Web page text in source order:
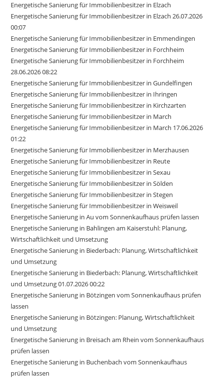
Energetische Sanierung für Immobilienbesitzer in Elzach
Energetische Sanierung für Immobilienbesitzer in Elzach 26.07.2026
00:07
Energetische Sanierung für Immobilienbesitzer in Emmendingen
Energetische Sanierung für Immobilienbesitzer in Forchheim
Energetische Sanierung für Immobilienbesitzer in Forchheim
28.06.2026 08:22
Energetische Sanierung für Immobilienbesitzer in Gundelfingen
Energetische Sanierung für Immobilienbesitzer in Ihringen
Energetische Sanierung für Immobilienbesitzer in Kirchzarten
Energetische Sanierung für Immobilienbesitzer in March
Energetische Sanierung für Immobilienbesitzer in March 17.06.2026
01:22
Energetische Sanierung für Immobilienbesitzer in Merzhausen
Energetische Sanierung für Immobilienbesitzer in Reute
Energetische Sanierung für Immobilienbesitzer in Sexau
Energetische Sanierung für Immobilienbesitzer in Sölden
Energetische Sanierung für Immobilienbesitzer in Stegen
Energetische Sanierung für Immobilienbesitzer in Weisweil
Energetische Sanierung in Au vom Sonnenkaufhaus prüfen lassen
Energetische Sanierung in Bahlingen am Kaiserstuhl: Planung,
Wirtschaftlichkeit und Umsetzung
Energetische Sanierung in Biederbach: Planung, Wirtschaftlichkeit
und Umsetzung
Energetische Sanierung in Biederbach: Planung, Wirtschaftlichkeit
und Umsetzung 01.07.2026 00:22
Energetische Sanierung in Bötzingen vom Sonnenkaufhaus prüfen
lassen
Energetische Sanierung in Bötzingen: Planung, Wirtschaftlichkeit
und Umsetzung
Energetische Sanierung in Breisach am Rhein vom Sonnenkaufhaus
prüfen lassen
Energetische Sanierung in Buchenbach vom Sonnenkaufhaus
prüfen lassen